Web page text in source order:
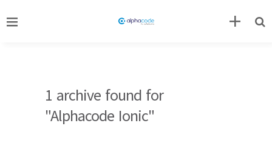
1 archive found for
"Alphacode Ionic"